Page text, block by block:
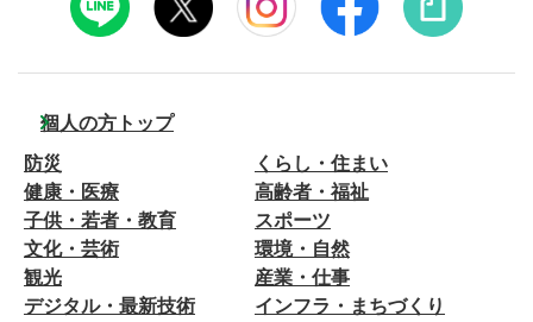
個人の方トップ
防災
くらし・住まい
健康・医療
高齢者・福祉
子供・若者・教育
スポーツ
文化・芸術
環境・自然
観光
産業・仕事
デジタル・最新技術
インフラ・まちづくり